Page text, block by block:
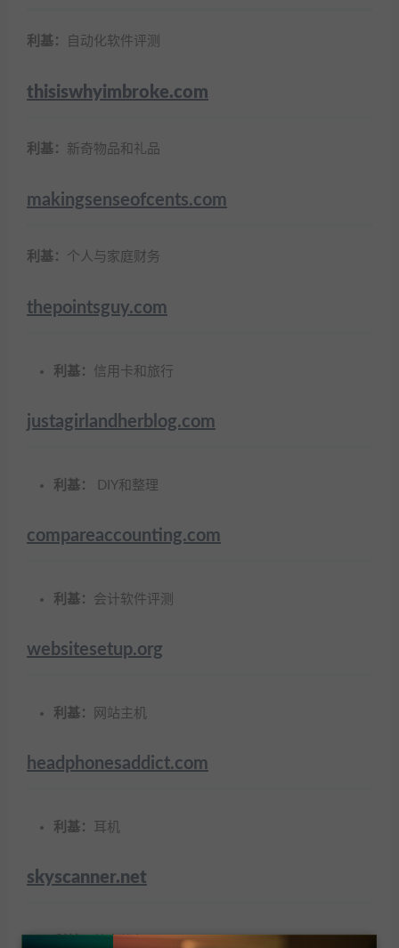
利基： 自动化软件评测
thisiswhyimbroke.com
利基： 新奇物品和礼品
makingsenseofcents.com
利基： 个人与家庭财务
thepointsguy.com
利基： 信用卡和旅行
justagirlandherblog.com
利基： DIY和整理
compareaccounting.com
利基： 会计软件评测
websitesetup.org
利基： 网站主机
headphonesaddict.com
利基： 耳机
skyscanner.net